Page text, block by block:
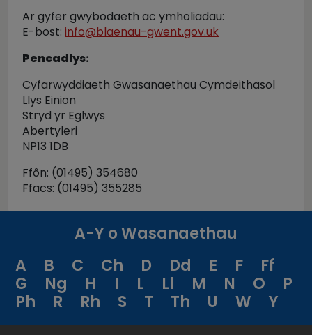
Ar gyfer gwybodaeth ac ymholiadau:
E-bost: info@blaenau-gwent.gov.uk
Pencadlys:
Cyfarwyddiaeth Gwasanaethau Cymdeithasol
Llys Einion
Stryd yr Eglwys
Abertyleri
NP13 1DB
Ffôn: (01495) 354680
Ffacs: (01495) 355285
A-Y o Wasanaethau
A
B C Ch D Dd E F
Ff
G
Ng H I L Ll M N O
P
Ph
R Rh S T Th U W Y